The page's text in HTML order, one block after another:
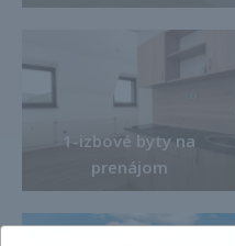
1-izbové byty na
prenájom